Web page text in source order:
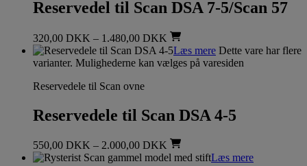
Reservedel til Scan DSA 7-5/Scan 57
320,00 DKK – 1.480,00 DKK
Læs mere Dette vare har flere
varianter. Mulighederne kan vælges på varesiden
Reservedele til Scan ovne
Reservedele til Scan DSA 4-5
550,00 DKK – 2.000,00 DKK
Læs mere